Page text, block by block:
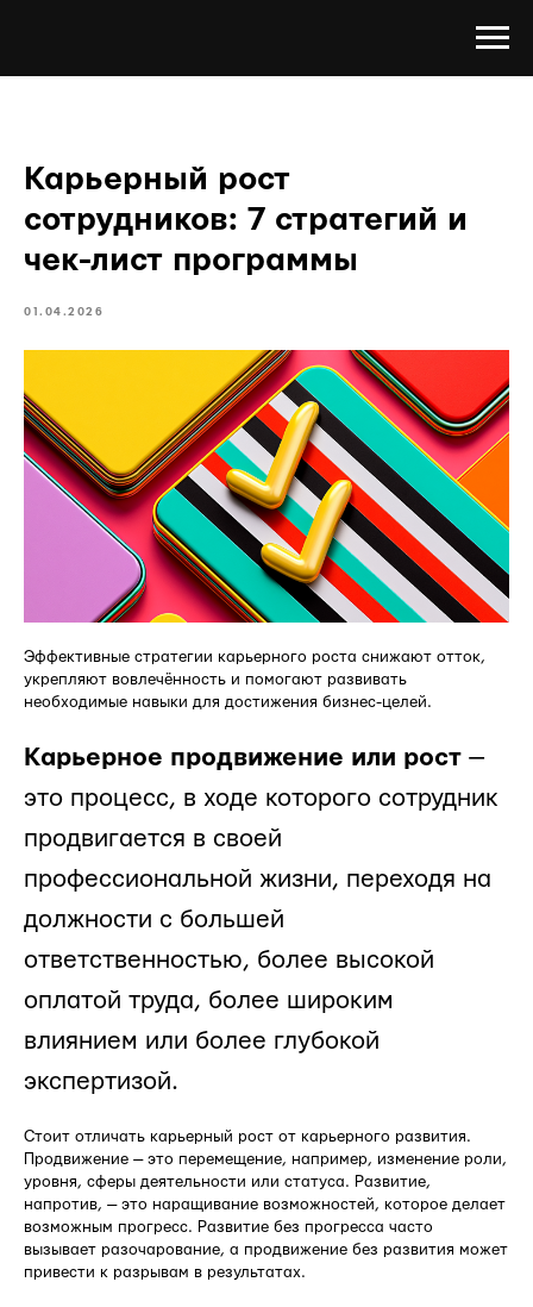
Карьерный рост
сотрудников: 7 стратегий и
чек-лист программы
01.04.2026
Эффективные стратегии карьерного роста снижают отток,
укрепляют вовлечённость и помогают развивать
необходимые навыки для достижения бизнес-целей.
Карьерное продвижение или рост —
это процесс, в ходе которого сотрудник
продвигается в своей
профессиональной жизни, переходя на
должности с большей
ответственностью, более высокой
оплатой труда, более широким
влиянием или более глубокой
экспертизой.
Стоит отличать карьерный рост от карьерного развития.
Продвижение — это перемещение, например, изменение роли,
уровня, сферы деятельности или статуса. Развитие,
напротив, — это наращивание возможностей, которое делает
возможным прогресс. Развитие без прогресса часто
вызывает разочарование, а продвижение без развития может
привести к разрывам в результатах.